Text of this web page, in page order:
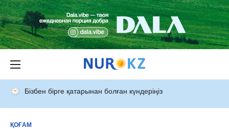
Бізбен бірге қатарынан болған күндеріңіз
ҚОҒАМ